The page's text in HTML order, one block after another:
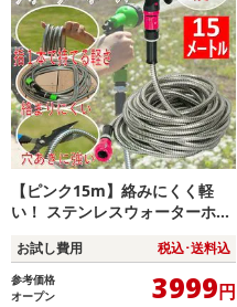
【ピンク15m】絡みにくく軽
い！ ステンレスウォーターホー
お試し費用 税込･送料込
参考価格
オープン
3999円